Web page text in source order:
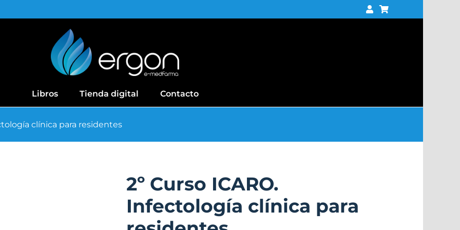
Libros Tienda digital Contacto
clínica para residentes
2º Curso ICARO.
Infectología clínica para